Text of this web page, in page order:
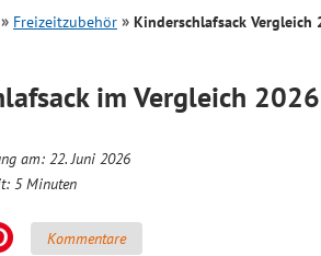
Freizeitzubehör Kinderschlafsack Vergleich
im Vergleich
am: 22. Juni 2026
5 Minuten
Kommentare